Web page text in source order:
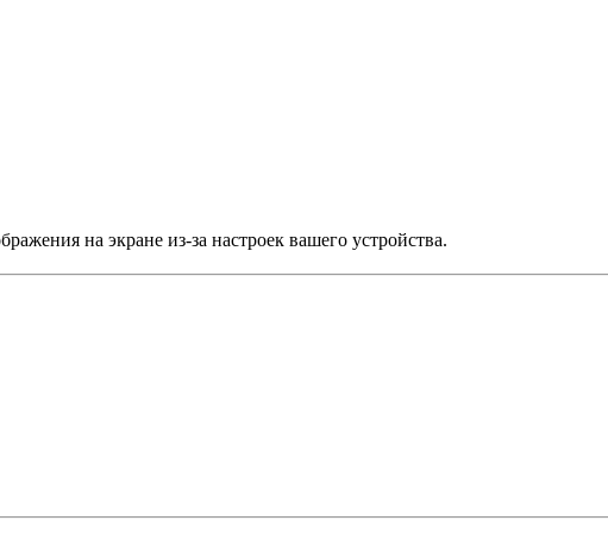
на экране из-за настроек вашего устройства.